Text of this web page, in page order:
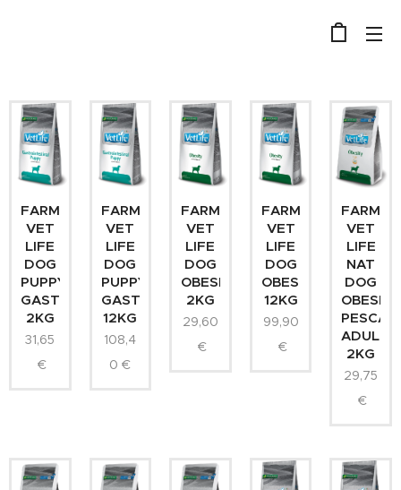
FARMINA
VET
LIFE
DOG
PUPPY
GASTROINTESTINAL
2KG
31,65
€
FARMINA
VET
LIFE
DOG
PUPPY
GASTROINTESTINAL
12KG
108,4
0 €
FARMINA
VET
LIFE
DOG
OBESITY
2KG
29,60
€
FARMINA
VET
LIFE
DOG
OBESITY
12KG
99,90
€
VET
LIFE
NAT
DOG
OBESITY
ADULT
2KG
29,75
€